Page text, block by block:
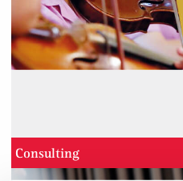
Consulting